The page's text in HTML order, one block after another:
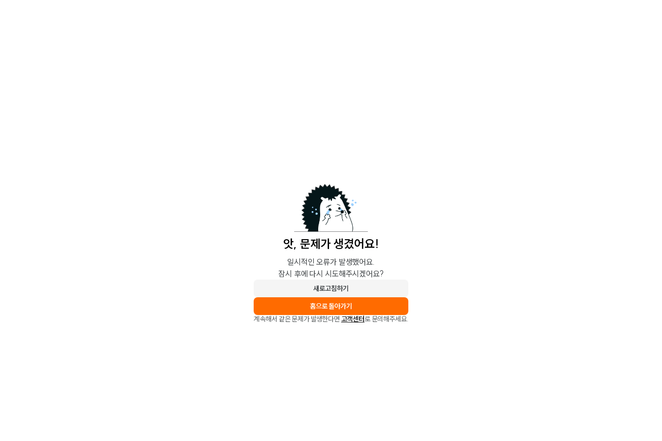
앗, 문제가 생겼어요!
일시적인 오류가 발생했어요.
잠시 후에 다시 시도해주시겠어요?
새로고침하기
홈으로 돌아가기
계속해서 같은 문제가 발생한다면 고객센터로 문의해주세요.